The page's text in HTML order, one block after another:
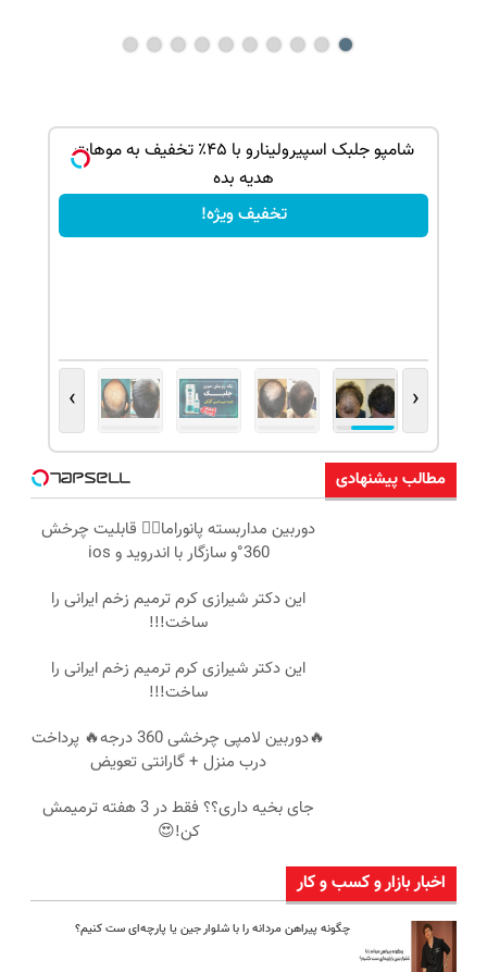
شامپو جلبک اسپیرولینارو با ۴۵٪ تخفیف به موهات
هدیه بده
تخفیف ویژه!
‹
›
مطالب پیشنهادی
دوربین مداربسته پانوراما👈🏻 قابلیت چرخش
360°و سازگار با اندروید و ios
این دکتر شیرازی کرم ترمیم زخم ایرانی را
ساخت!!!
این دکتر شیرازی کرم ترمیم زخم ایرانی را
ساخت!!!
🔥دوربین لامپی چرخشی 360 درجه🔥 پرداخت
درب منزل + گارانتی تعویض
جای بخیه داری؟؟ فقط در 3 هفته ترمیمش
کن!😍
اخبار بازار و کسب و کار
چگونه پیراهن مردانه را با شلوار جین یا پارچه‌ای ست کنیم؟